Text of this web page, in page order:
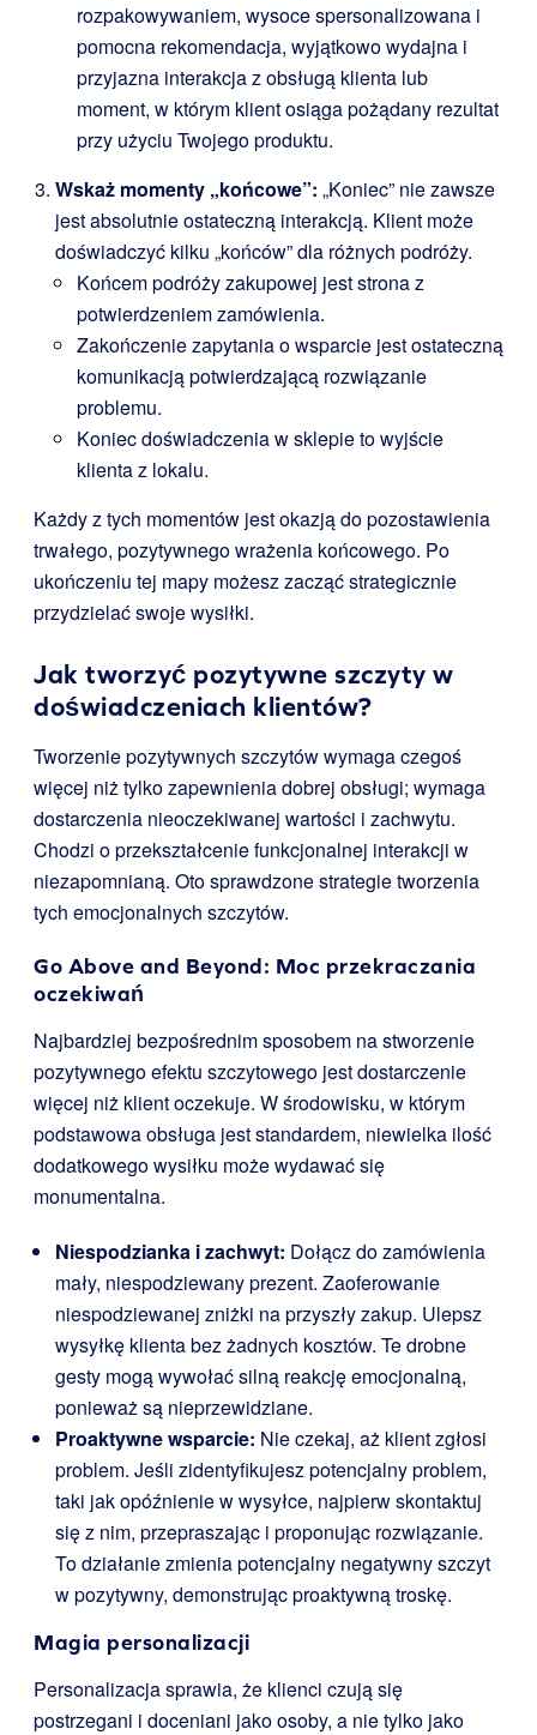
rozpakowywaniem, wysoce spersonalizowana i
pomocna rekomendacja, wyjątkowo wydajna i
przyjazna interakcja z obsługą klienta lub
moment, w którym klient osiąga pożądany rezultat
przy użyciu Twojego produktu.
Wskaż momenty „końcowe”: „Koniec” nie zawsze
jest absolutnie ostateczną interakcją. Klient może
doświadczyć kilku „końców” dla różnych podróży.
Końcem podróży zakupowej jest strona z
potwierdzeniem zamówienia.
Zakończenie zapytania o wsparcie jest ostateczną
komunikacją potwierdzającą rozwiązanie
problemu.
Koniec doświadczenia w sklepie to wyjście
klienta z lokalu.
Każdy z tych momentów jest okazją do pozostawienia
trwałego, pozytywnego wrażenia końcowego. Po
ukończeniu tej mapy możesz zacząć strategicznie
przydzielać swoje wysiłki.
Jak tworzyć pozytywne szczyty w
doświadczeniach klientów?
Tworzenie pozytywnych szczytów wymaga czegoś
więcej niż tylko zapewnienia dobrej obsługi; wymaga
dostarczenia nieoczekiwanej wartości i zachwytu.
Chodzi o przekształcenie funkcjonalnej interakcji w
niezapomnianą. Oto sprawdzone strategie tworzenia
tych emocjonalnych szczytów.
Go Above and Beyond: Moc przekraczania
oczekiwań
Najbardziej bezpośrednim sposobem na stworzenie
pozytywnego efektu szczytowego jest dostarczenie
więcej niż klient oczekuje. W środowisku, w którym
podstawowa obsługa jest standardem, niewielka ilość
dodatkowego wysiłku może wydawać się
monumentalna.
Niespodzianka i zachwyt: Dołącz do zamówienia
mały, niespodziewany prezent. Zaoferowanie
niespodziewanej zniżki na przyszły zakup. Ulepsz
wysyłkę klienta bez żadnych kosztów. Te drobne
gesty mogą wywołać silną reakcję emocjonalną,
ponieważ są nieprzewidziane.
Proaktywne wsparcie: Nie czekaj, aż klient zgłosi
problem. Jeśli zidentyfikujesz potencjalny problem,
taki jak opóźnienie w wysyłce, najpierw skontaktuj
się z nim, przepraszając i proponując rozwiązanie.
To działanie zmienia potencjalny negatywny szczyt
w pozytywny, demonstrując proaktywną troskę.
Magia personalizacji
Personalizacja sprawia, że klienci czują się
postrzegani i doceniani jako osoby, a nie tylko jako